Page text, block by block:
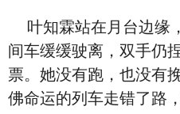
叶知霖站在月台边缘
间车缓缓驶离，双手仍
票。她没有跑，也没有
佛命运的列车走错了路